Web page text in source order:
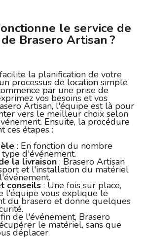
le service de
Brasero Artisan ?
facilite la planification de votre
processus de location simple
par une prise de
vos besoins et vos
Artisan, l'équipe est là pour
vers le meilleur choix selon
Ensuite, la procédure
ces étapes :
: En fonction du nombre
d'événement.
la livraison : Brasero Artisan
et l'installation du matériel
conseils : Une fois sur place,
l'équipe vous explique le
du brasero et donne quelques
de l'événement, Brasero
le matériel, sans que
déplacer.